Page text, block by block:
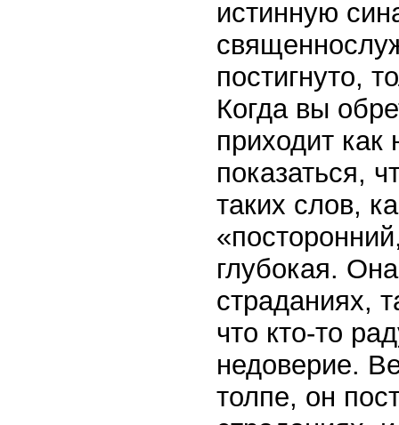
истинную
постигнуто,
Когда вы
приходит
показаться,
таких слов,
глубокая.
страданиях,
что кто-то
недоверие.
толпе, он